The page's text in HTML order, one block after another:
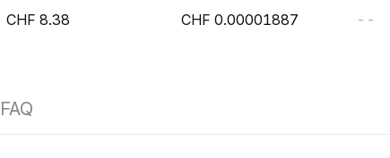
8.38 0.00001887 --
FAQ